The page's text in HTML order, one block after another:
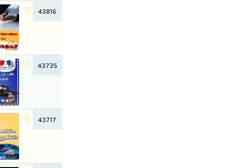
43816
43735
43717